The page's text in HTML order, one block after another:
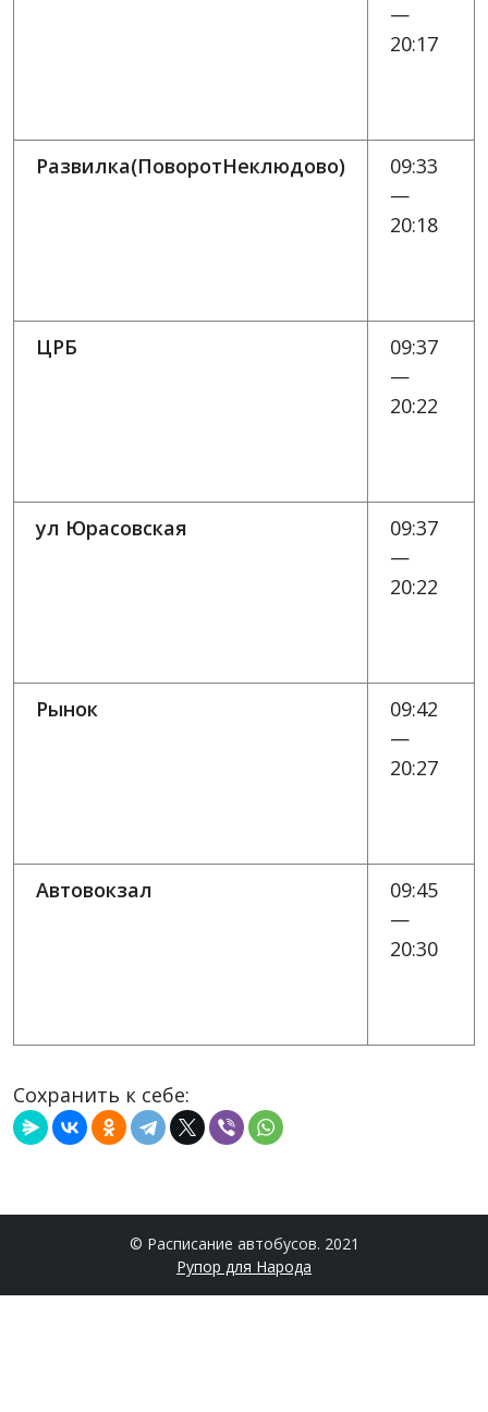
—
20:17
Развилка(ПоворотНеклюдово)
09:33
—
20:18
ЦРБ
09:37
—
20:22
ул Юрасовская
09:37
—
20:22
Рынок
09:42
—
20:27
Автовокзал
09:45
—
20:30
Сохранить к себе:
© Расписание автобусов. 2021
Рупор для Народа